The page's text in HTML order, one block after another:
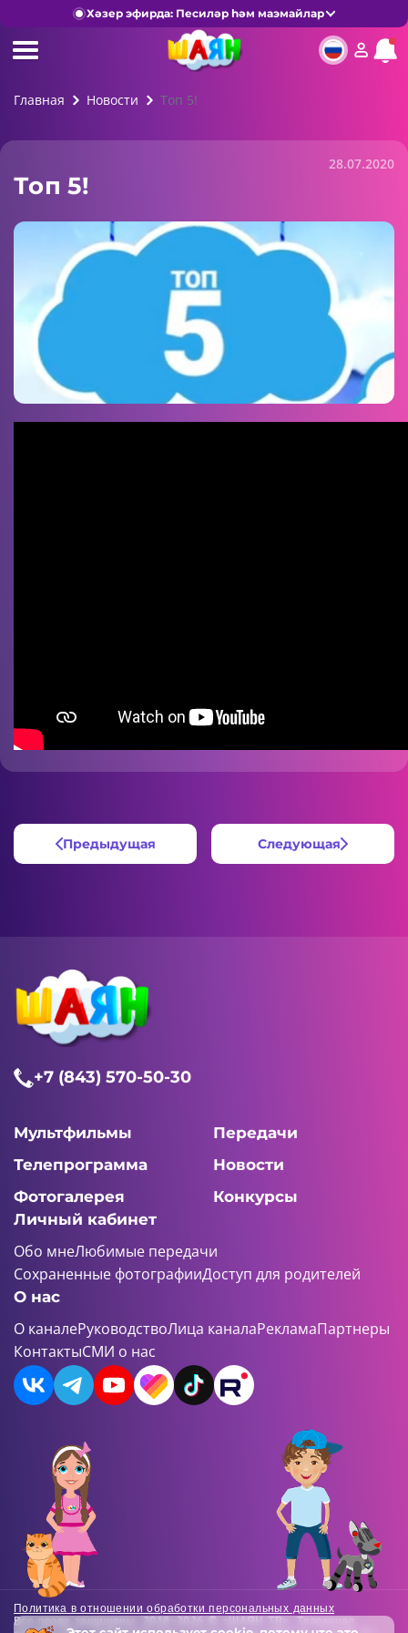
Хәзер эфирда: Песиләр һәм маэмайлар
Главная Новости Топ 5!
28.07.2020
Топ 5!
Предыдущая Следующая
+7 (843) 570-50-30
Мультфильмы
Передачи
Телепрограмма
Новости
Фотогалерея
Конкурсы
Личный кабинет
Обо мнеЛюбимые передачи
Сохраненные фотографииДоступ для родителей
О нас
О каналеРуководствоЛица каналаРекламаПартнеры
КонтактыСМИ о нас
Политика в отношении обработки персональных данных
Все права защищены. 2018-2026 © «ШАЯН ТВ». Телеканал